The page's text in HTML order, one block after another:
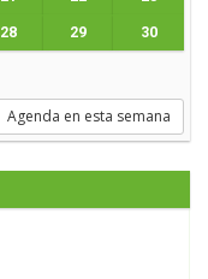
28 29 30
Agenda en esta semana